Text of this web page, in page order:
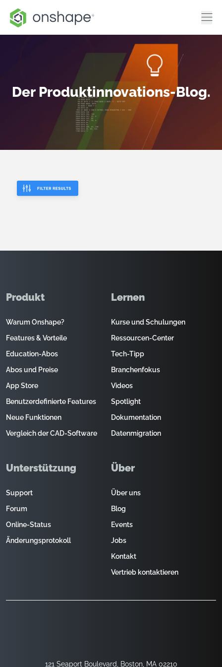
Der Produktinnovations-Blog.
121 Seaport Boulevard, Boston, MA 02210
Produkt
Warum Onshape?
Features & Vorteile
Education-Abos
Abos und Preise
App Store
Benutzerdefinierte Features
Neue Funktionen
Vergleich der CAD-Software
Lernen
Kurse und Schulungen
Ressourcen-Center
Tech-Tipp
Branchenfokus
Videos
Spotlight
Dokumentation
Datenmigration
Unterstützung
Support
Forum
Online-Status
Änderungsprotokoll
Über
Über uns
Blog
Events
Jobs
Kontakt
Vertrieb kontaktieren